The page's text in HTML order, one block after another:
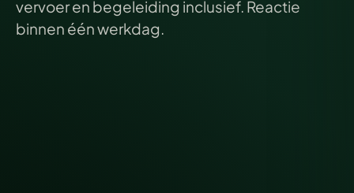
vervoer en begeleiding inclusief. Reactie
binnen één werkdag.